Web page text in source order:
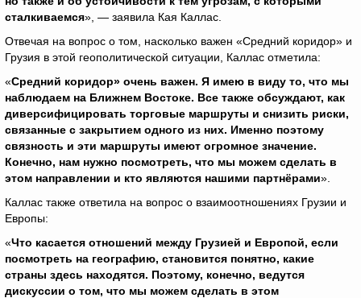
сталкиваемся», — заявила Кая Каллас.
Отвечая на вопрос о том, насколько важен «Средний коридор» и
Грузия в этой геополитической ситуации, Каллас отметила:
«Средний коридор» очень важен. Я имею в виду то, что мы
наблюдаем на Ближнем Востоке. Все также обсуждают, как
диверсифицировать торговые маршруты и снизить риски,
связанные с закрытием одного из них. Именно поэтому
связность и эти маршруты имеют огромное значение.
Конечно, нам нужно посмотреть, что мы можем сделать в
этом направлении и кто являются нашими партнёрами».
Каллас также ответила на вопрос о взаимоотношениях Грузии и
Европы:
«Что касается отношений между Грузией и Европой, если
посмотреть на географию, становится понятно, какие
страны здесь находятся. Поэтому, конечно, ведутся
дискуссии о том, что мы можем сделать в этом